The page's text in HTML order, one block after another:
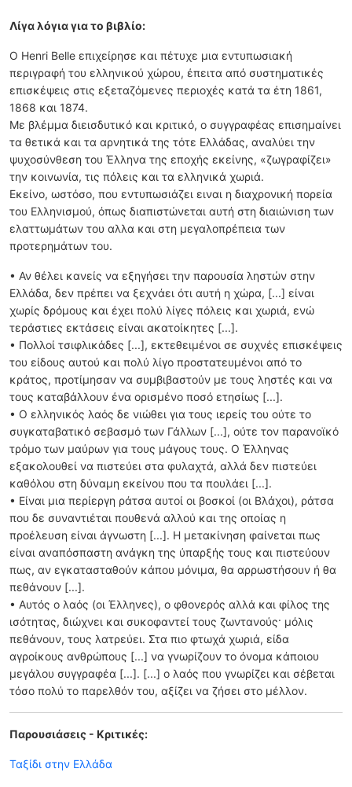
Λίγα λόγια για το βιβλίο:
Ο Henri Belle επιχείρησε και πέτυχε μια εντυπωσιακή
περιγραφή του ελληνικού χώρου, έπειτα από συστηματικές
επισκέψεις στις εξεταζόμενες περιοχές κατά τα έτη 1861,
1868 και 1874.
Με βλέμμα διεισδυτικό και κριτικό, ο συγγραφέας επισημαίνει
τα θετικά και τα αρνητικά της τότε Ελλάδας, αναλύει την
ψυχοσύνθεση του Έλληνα της εποχής εκείνης, «ζωγραφίζει»
την κοινωνία, τις πόλεις και τα ελληνικά χωριά.
Εκείνο, ωστόσο, που εντυπωσιάζει ειναι η διαχρονική πορεία
του Ελληνισμού, όπως διαπιστώνεται αυτή στη διαιώνιση των
ελαττωμάτων του αλλα και στη μεγαλοπρέπεια των
προτερημάτων του.
• Αν θέλει κανείς να εξηγήσει την παρουσία ληστών στην
Ελλάδα, δεν πρέπει να ξεχνάει ότι αυτή η χώρα, [...] είναι
χωρίς δρόμους και έχει πολύ λίγες πόλεις και χωριά, ενώ
τεράστιες εκτάσεις είναι ακατοίκητες [...].
• Πολλοί τσιφλικάδες [...], εκτεθειμένοι σε συχνές επισκέψεις
του είδους αυτού και πολύ λίγο προστατευμένοι από το
κράτος, προτίμησαν να συμβιβαστούν με τους ληστές και να
τους καταβάλλουν ένα ορισμένο ποσό ετησίως [...].
• Ο ελληνικός λαός δε νιώθει για τους ιερείς του ούτε το
συγκαταβατικό σεβασμό των Γάλλων [...], ούτε τον παρανοϊκό
τρόμο των μαύρων για τους μάγους τους. Ο Έλληνας
εξακολουθεί να πιστεύει στα φυλαχτά, αλλά δεν πιστεύει
καθόλου στη δύναμη εκείνου που τα πουλάει [...].
• Είναι μια περίεργη ράτσα αυτοί οι βοσκοί (οι Βλάχοι), ράτσα
που δε συναντιέται πουθενά αλλού και της οποίας η
προέλευση είναι άγνωστη [...]. Η μετακίνηση φαίνεται πως
είναι αναπόσπαστη ανάγκη της ύπαρξής τους και πιστεύουν
πως, αν εγκατασταθούν κάπου μόνιμα, θα αρρωστήσουν ή θα
πεθάνουν [...].
• Αυτός ο λαός (οι Έλληνες), ο φθονερός αλλά και φίλος της
ισότητας, διώχνει και συκοφαντεί τους ζωντανούς· μόλις
πεθάνουν, τους λατρεύει. Στα πιο φτωχά χωριά, είδα
αγροίκους ανθρώπους [...] να γνωρίζουν το όνομα κάποιου
μεγάλου συγγραφέα [...]. [...] ο λαός που γνωρίζει και σέβεται
τόσο πολύ το παρελθόν του, αξίζει να ζήσει στο μέλλον.
Παρουσιάσεις - Κριτικές:
Ταξίδι στην Ελλάδα